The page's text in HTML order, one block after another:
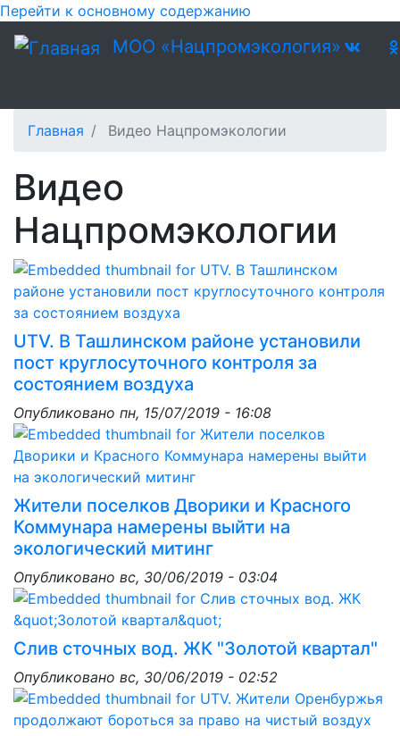
Перейти к основному содержанию
МОО «Нацпромэкология»
Главная Видео Нацпромэкологии
Видео
Нацпромэкологии
UTV. В Ташлинском районе установили
пост круглосуточного контроля за
состоянием воздуха
Опубликовано пн, 15/07/2019 - 16:08
Жители поселков Дворики и Красного
Коммунара намерены выйти на
экологический митинг
Опубликовано вс, 30/06/2019 - 03:04
Слив сточных вод. ЖК "Золотой квартал"
Опубликовано вс, 30/06/2019 - 02:52